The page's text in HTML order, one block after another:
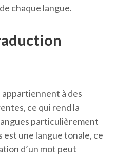
chaque langue.
à des
ce qui rend la
particulièrement
une langue tonale, ce
d’un mot peut